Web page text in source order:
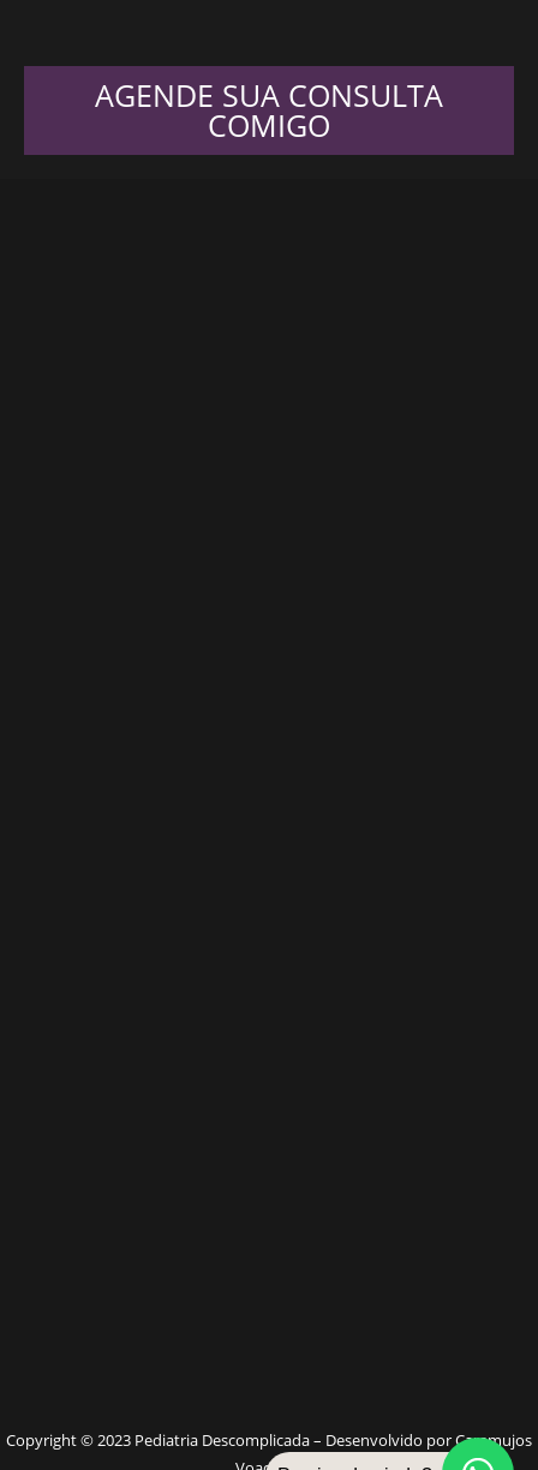
AGENDE SUA CONSULTA
COMIGO
Copyright © 2023 Pediatria Descomplicada – Desenvolvido por Caramujos
W